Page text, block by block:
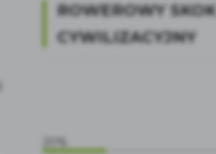
ROWEROWY SKOK
CYWILIZACYJNY
20%